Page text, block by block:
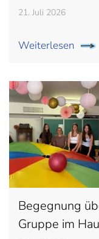
21. Juli 2026
Weiterlesen
Begegnung
Gruppe im